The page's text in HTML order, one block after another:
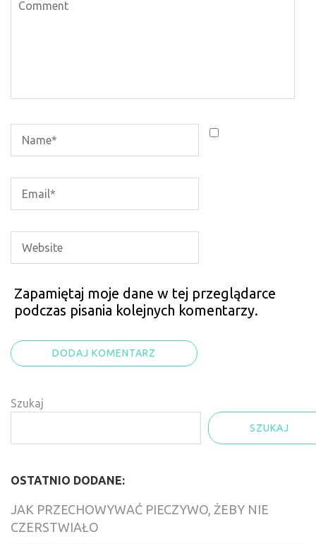
Zapamiętaj moje dane w tej przeglądarce
podczas pisania kolejnych komentarzy.
Szukaj
SZUKAJ
OSTATNIO DODANE:
JAK PRZECHOWYWAĆ PIECZYWO, ŻEBY NIE
CZERSTWIAŁO